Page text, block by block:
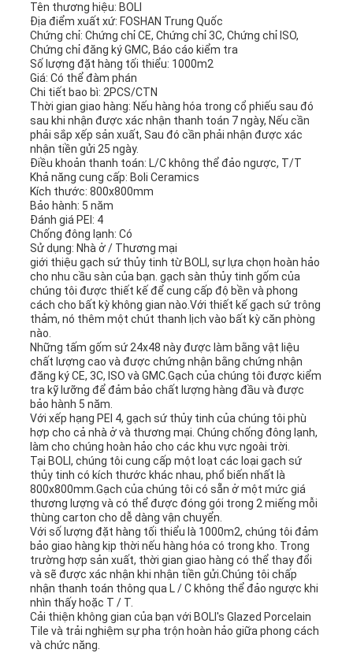
Tên thương hiệu: BOLI
Địa điểm xuất xứ: FOSHAN Trung Quốc
Chứng chỉ: Chứng chỉ CE, Chứng chỉ 3C, Chứng chỉ ISO,
Chứng chỉ đăng ký GMC, Báo cáo kiểm tra
Số lượng đặt hàng tối thiểu: 1000m2
Giá: Có thể đàm phán
Chi tiết bao bì: 2PCS/CTN
Thời gian giao hàng: Nếu hàng hóa trong cổ phiếu sau đó
sau khi nhận được xác nhận thanh toán 7 ngày, Nếu cần
phải sắp xếp sản xuất, Sau đó cần phải nhận được xác
nhận tiền gửi 25 ngày.
Điều khoản thanh toán: L/C không thể đảo ngược, T/T
Khả năng cung cấp: Boli Ceramics
Kích thước: 800x800mm
Bảo hành: 5 năm
Đánh giá PEI: 4
Chống đông lạnh: Có
Sử dụng: Nhà ở / Thương mại
giới thiệu gạch sứ thủy tinh từ BOLI, sự lựa chọn hoàn hảo
cho nhu cầu sàn của bạn. gạch sàn thủy tinh gốm của
chúng tôi được thiết kế để cung cấp độ bền và phong
cách cho bất kỳ không gian nào.Với thiết kế gạch sứ trông
thảm, nó thêm một chút thanh lịch vào bất kỳ căn phòng
nào.
Những tấm gốm sứ 24x48 này được làm bằng vật liệu
chất lượng cao và được chứng nhận bằng chứng nhận
đăng ký CE, 3C, ISO và GMC.Gạch của chúng tôi được kiểm
tra kỹ lưỡng để đảm bảo chất lượng hàng đầu và được
bảo hành 5 năm.
Với xếp hạng PEI 4, gạch sứ thủy tinh của chúng tôi phù
hợp cho cả nhà ở và thương mại. Chúng chống đông lạnh,
làm cho chúng hoàn hảo cho các khu vực ngoài trời.
Tại BOLI, chúng tôi cung cấp một loạt các loại gạch sứ
thủy tinh có kích thước khác nhau, phổ biến nhất là
800x800mm.Gạch của chúng tôi có sẵn ở một mức giá
thương lượng và có thể được đóng gói trong 2 miếng mỗi
thùng carton cho dễ dàng vận chuyển.
Với số lượng đặt hàng tối thiểu là 1000m2, chúng tôi đảm
bảo giao hàng kịp thời nếu hàng hóa có trong kho. Trong
trường hợp sản xuất, thời gian giao hàng có thể thay đổi
và sẽ được xác nhận khi nhận tiền gửi.Chúng tôi chấp
nhận thanh toán thông qua L / C không thể đảo ngược khi
nhìn thấy hoặc T / T.
Cải thiện không gian của bạn với BOLI's Glazed Porcelain
Tile và trải nghiệm sự pha trộn hoàn hảo giữa phong cách
và chức năng.